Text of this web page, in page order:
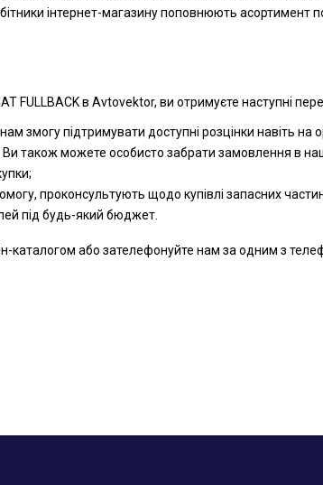
інтернет-магазину поповнюють асортимент
FULLBACK в Avtovektor, ви отримуєте наступні
підтримувати доступні розцінки навіть на
також можете особисто забрати замовлення в
проконсультують щодо купівлі запасних
під будь-який бюджет.
каталогом або зателефонуйте нам за одним з